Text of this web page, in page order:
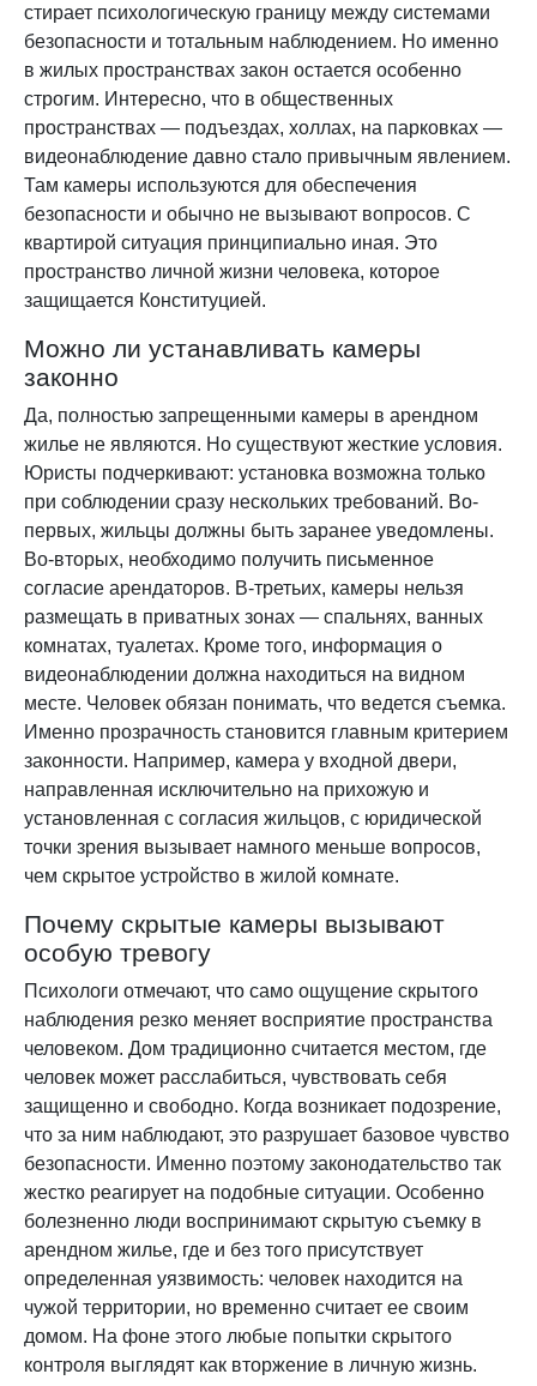
стирает психологическую границу между системами
безопасности и тотальным наблюдением. Но именно
в жилых пространствах закон остается особенно
строгим. Интересно, что в общественных
пространствах — подъездах, холлах, на парковках —
видеонаблюдение давно стало привычным явлением.
Там камеры используются для обеспечения
безопасности и обычно не вызывают вопросов. С
квартирой ситуация принципиально иная. Это
пространство личной жизни человека, которое
защищается Конституцией.
Можно ли устанавливать камеры
законно
Да, полностью запрещенными камеры в арендном
жилье не являются. Но существуют жесткие условия.
Юристы подчеркивают: установка возможна только
при соблюдении сразу нескольких требований. Во-
первых, жильцы должны быть заранее уведомлены.
Во-вторых, необходимо получить письменное
согласие арендаторов. В-третьих, камеры нельзя
размещать в приватных зонах — спальнях, ванных
комнатах, туалетах. Кроме того, информация о
видеонаблюдении должна находиться на видном
месте. Человек обязан понимать, что ведется съемка.
Именно прозрачность становится главным критерием
законности. Например, камера у входной двери,
направленная исключительно на прихожую и
установленная с согласия жильцов, с юридической
точки зрения вызывает намного меньше вопросов,
чем скрытое устройство в жилой комнате.
Почему скрытые камеры вызывают
особую тревогу
Психологи отмечают, что само ощущение скрытого
наблюдения резко меняет восприятие пространства
человеком. Дом традиционно считается местом, где
человек может расслабиться, чувствовать себя
защищенно и свободно. Когда возникает подозрение,
что за ним наблюдают, это разрушает базовое чувство
безопасности. Именно поэтому законодательство так
жестко реагирует на подобные ситуации. Особенно
болезненно люди воспринимают скрытую съемку в
арендном жилье, где и без того присутствует
определенная уязвимость: человек находится на
чужой территории, но временно считает ее своим
домом. На фоне этого любые попытки скрытого
контроля выглядят как вторжение в личную жизнь.